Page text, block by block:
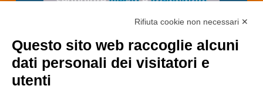
Rifiuta cookie non necessari ✕
Questo sito web raccoglie alcuni
dati personali dei visitatori e
utenti